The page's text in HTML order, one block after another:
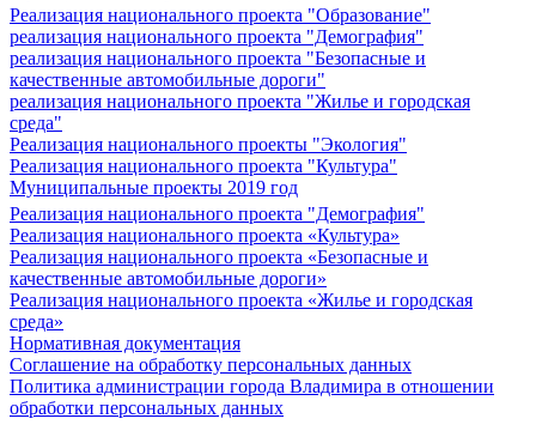
Реализация национального проекта "Образование"
реализация национального проекта "Демография"
реализация национального проекта "Безопасные и
качественные автомобильные дороги"
реализация национального проекта "Жилье и городская
среда"
Реализация национального проекты "Экология"
Реализация национального проекта "Культура"
Муниципальные проекты 2019 год
Реализация национального проекта "Демография"
Реализация национального проекта «Культура»
Реализация национального проекта «Безопасные и
качественные автомобильные дороги»
Реализация национального проекта «Жилье и городская
среда»
Нормативная документация
Соглашение на обработку персональных данных
Политика администрации города Владимира в отношении
обработки персональных данных